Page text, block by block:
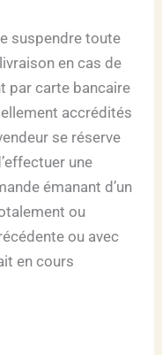
suspendre toute
en cas de
par carte bancaire
accrédités
se réserve
une
émanant d’un
ou
ou avec
en cours